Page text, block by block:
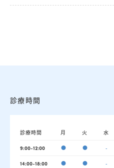
診療時間
診療時間 月 火 水
9:00-12:00 ● ● -
14:00-18:00 ● ● -